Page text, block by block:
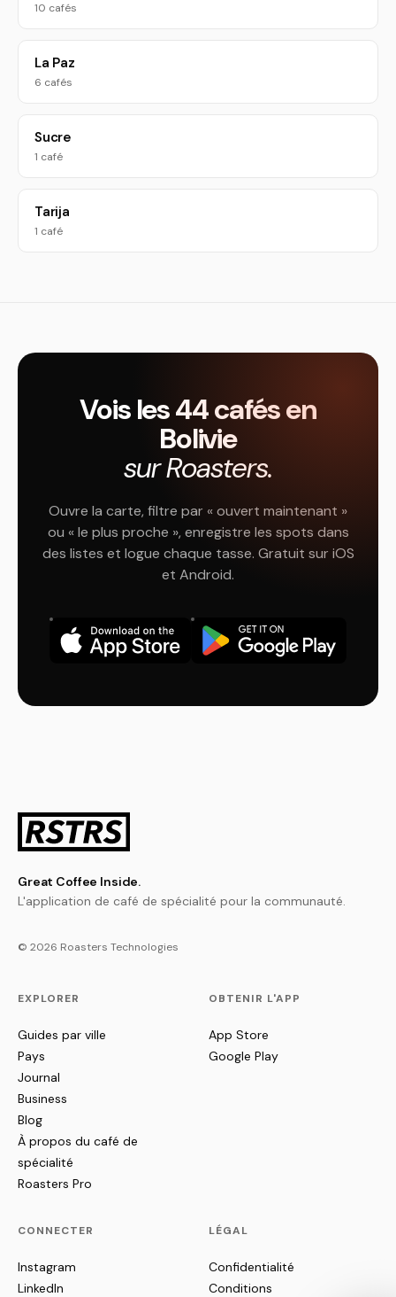
10 cafés
La Paz
6 cafés
Sucre
1 café
Tarija
1 café
Vois les 44 cafés en
Bolivie
sur Roasters.
Ouvre la carte, filtre par « ouvert maintenant »
ou « le plus proche », enregistre les spots dans
des listes et logue chaque tasse. Gratuit sur iOS
et Android.
Great Coffee Inside.
L'application de café de spécialité pour la communauté.
© 2026 Roasters Technologies
EXPLORER
Guides par ville
Pays
Journal
Business
Blog
À propos du café de
spécialité
Roasters Pro
OBTENIR L'APP
App Store
Google Play
CONNECTER
Instagram
LinkedIn
LÉGAL
Confidentialité
Conditions